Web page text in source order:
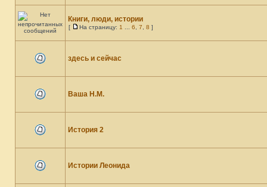
Книги, люди, истории
[ На страницу: 1 6 7 8 ]
здесь и сейчас
Ваша Н.М.
История 2
Истории Леонида